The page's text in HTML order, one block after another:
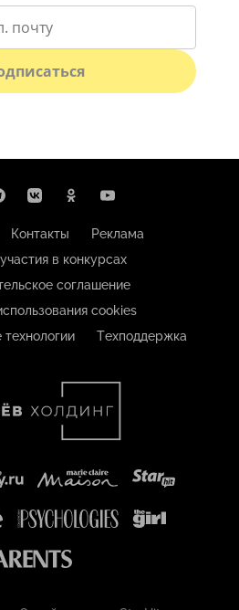
Контакты
Реклама
в конкурсах
соглашение
cookies
Техподдержка